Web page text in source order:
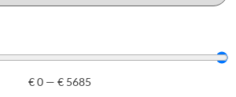
€0 — € 5685